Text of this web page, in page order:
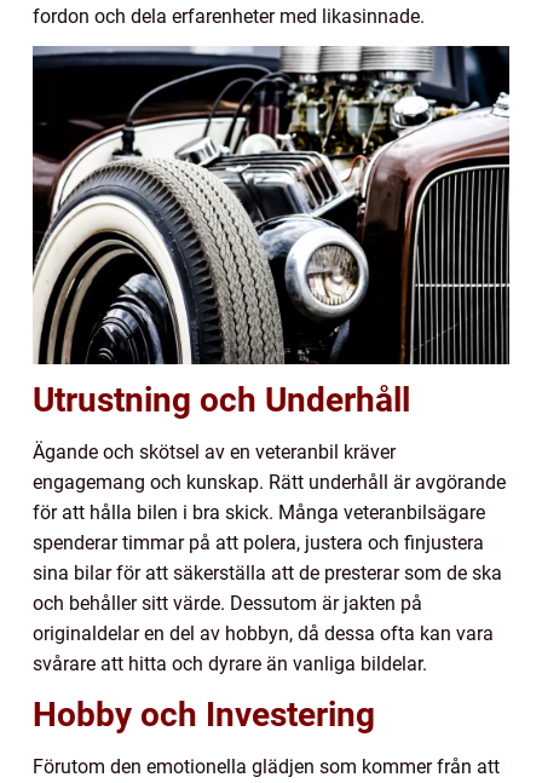
fordon och dela erfarenheter med likasinnade.
Utrustning och Underhåll
Ägande och skötsel av en veteranbil kräver
engagemang och kunskap. Rätt underhåll är avgörande
för att hålla bilen i bra skick. Många veteranbilsägare
spenderar timmar på att polera, justera och finjustera
sina bilar för att säkerställa att de presterar som de ska
och behåller sitt värde. Dessutom är jakten på
originaldelar en del av hobbyn, då dessa ofta kan vara
svårare att hitta och dyrare än vanliga bildelar.
Hobby och Investering
Förutom den emotionella glädjen som kommer från att